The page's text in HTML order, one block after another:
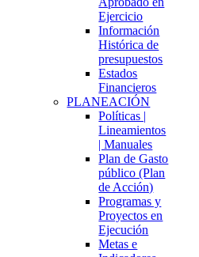
Ejercicio
Información
Histórica de
presupuestos
Estados
Financieros
PLANEACIÓN
Políticas |
Lineamientos
| Manuales
Plan de Gasto
público (Plan
de Acción)
Programas y
Proyectos en
Ejecución
Metas e